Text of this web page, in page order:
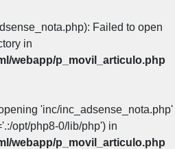
Failed to open
in
webapp/p_movil_articulo.php
'inc/inc_adsense_nota.php'
opt/php8-0/lib/php') in
webapp/p_movil_articulo.php